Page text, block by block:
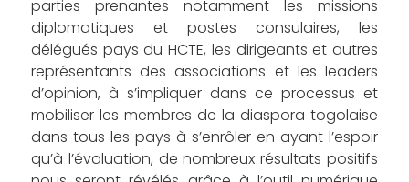
parties prenantes notamment les missions
diplomatiques et postes consulaires, les
délégués pays du HCTE, les dirigeants et autres
représentants des associations et les leaders
d’opinion, à s’impliquer dans ce processus et
mobiliser les membres de la diaspora togolaise
dans tous les pays à s’enrôler en ayant l’espoir
qu’à l’évaluation, de nombreux résultats positifs